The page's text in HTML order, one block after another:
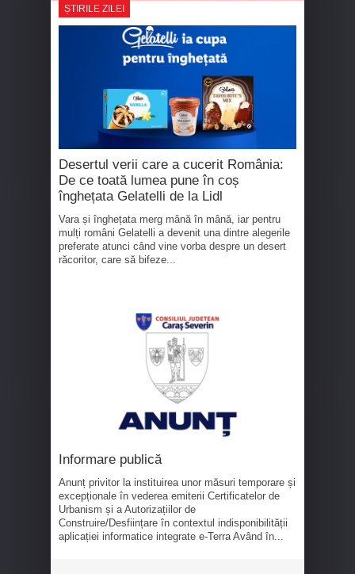
ȘTIRILE ZILEI
Desertul verii care a cucerit România:
De ce toată lumea pune în coș
înghețata Gelatelli de la Lidl
Vara și înghețata merg mână în mână, iar pentru
mulți români Gelatelli a devenit una dintre alegerile
preferate atunci când vine vorba despre un desert
răcoritor, care să bifeze...
Informare publică
Anunț privitor la instituirea unor măsuri temporare și
excepționale în vederea emiterii Certificatelor de
Urbanism și a Autorizațiilor de
Construire/Desființare în contextul indisponibilității
aplicației informatice integrate e-Terra Având în...